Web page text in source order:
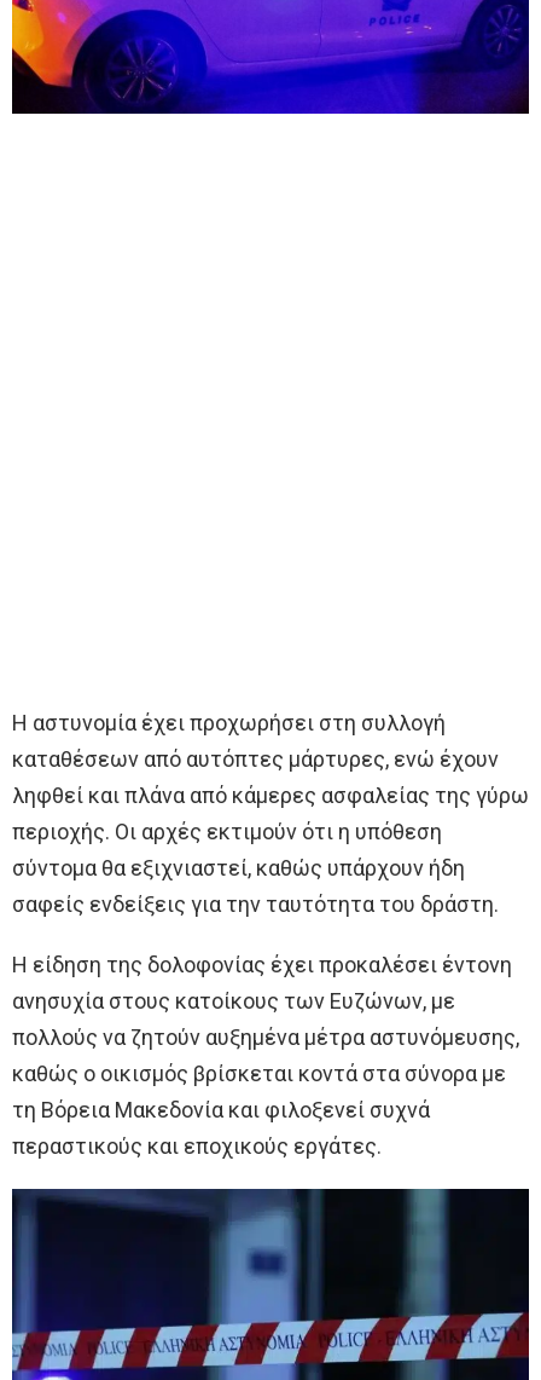
Η αστυνομία έχει προχωρήσει στη συλλογή
καταθέσεων από αυτόπτες μάρτυρες, ενώ έχουν
ληφθεί και πλάνα από κάμερες ασφαλείας της γύρω
περιοχής. Οι αρχές εκτιμούν ότι η υπόθεση
σύντομα θα εξιχνιαστεί, καθώς υπάρχουν ήδη
σαφείς ενδείξεις για την ταυτότητα του δράστη.
Η είδηση της δολοφονίας έχει προκαλέσει έντονη
ανησυχία στους κατοίκους των Ευζώνων, με
πολλούς να ζητούν αυξημένα μέτρα αστυνόμευσης,
καθώς ο οικισμός βρίσκεται κοντά στα σύνορα με
τη Βόρεια Μακεδονία και φιλοξενεί συχνά
περαστικούς και εποχικούς εργάτες.